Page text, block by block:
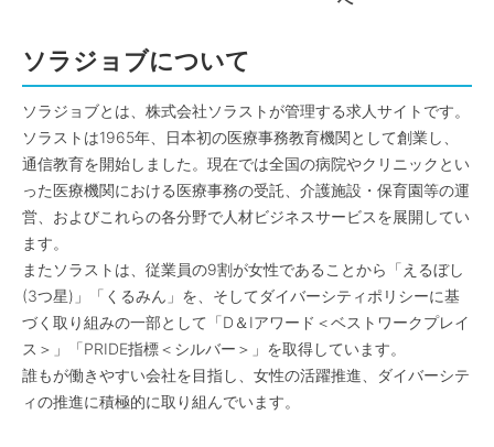
ソラジョブについて
ソラジョブとは、株式会社ソラストが管理する求人サイトです。
ソラストは1965年、日本初の医療事務教育機関として創業し、
通信教育を開始しました。現在では全国の病院やクリニックとい
った医療機関における医療事務の受託、介護施設・保育園等の運
営、およびこれらの各分野で人材ビジネスサービスを展開してい
ます。
またソラストは、従業員の9割が女性であることから「えるぼし
(3つ星)」「くるみん」を、そしてダイバーシティポリシーに基
づく取り組みの一部として「D＆Iアワード＜ベストワークプレイ
ス＞」「PRIDE指標＜シルバー＞」を取得しています。
誰もが働きやすい会社を目指し、女性の活躍推進、ダイバーシテ
ィの推進に積極的に取り組んでいます。